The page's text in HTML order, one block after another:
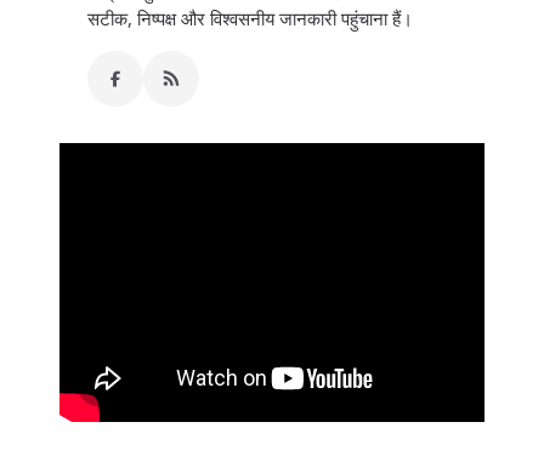
सटीक, निष्पक्ष और विश्वसनीय जानकारी पहुंचाना हैं।